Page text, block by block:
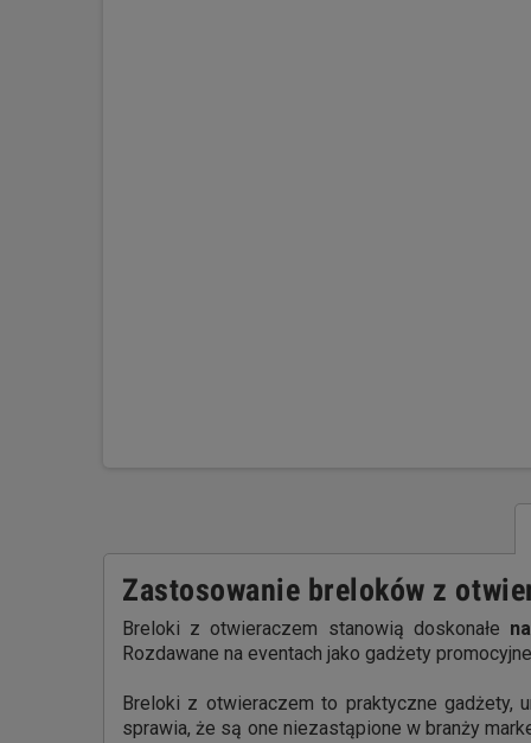
Zastosowanie breloków z
Breloki z otwieraczem stanowią doskonałe
Rozdawane na eventach jako gadżety
Breloki z otwieraczem to praktyczne gadżety,
sprawia, że są one niezastąpione w branży